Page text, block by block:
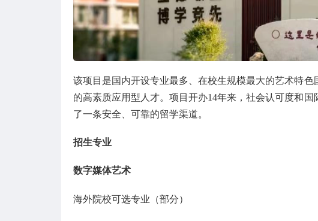
该项目是国内开设专业最多、在校生规模最大的艺术特
的高素质应用型人才。项目开办14年来，社会认可度和
了一条安全、可靠的留学渠道。
招生专业
数字媒体艺术
海外院校可选专业（部分）